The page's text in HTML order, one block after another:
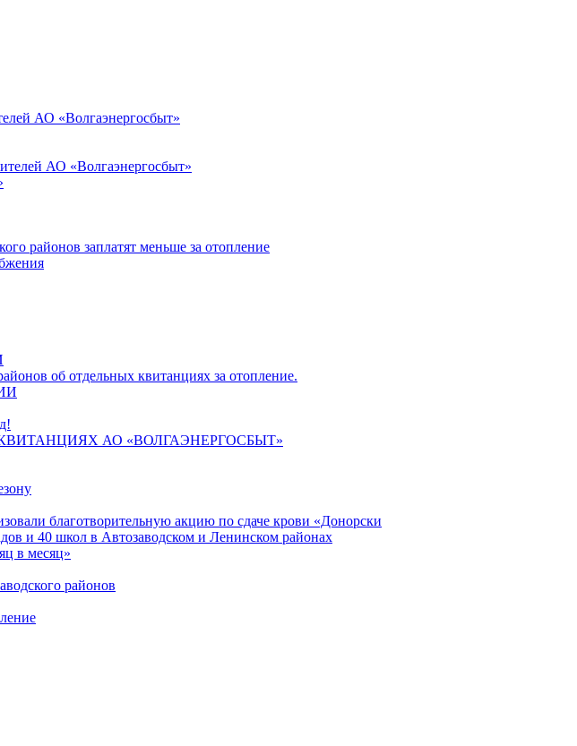
АО «Волгаэнергосбыт»
АО «Волгаэнергосбыт»
районов заплатят меньше за отопление
об отдельных квитанциях за отопление.
АО «ВОЛГАЭНЕРГОСБЫТ»
благотворительную акцию по сдаче крови «Донорски
и 40 школ в Автозаводском и Ленинском районах
в месяц»
районов